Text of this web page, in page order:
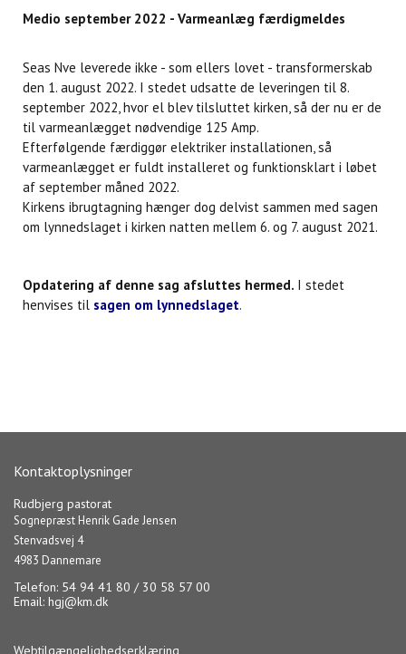
Medio september 2022 - Varmeanlæg færdigmeldes
Seas Nve leverede ikke - som ellers lovet - transformerskab
den 1. august 2022. I stedet udsatte de leveringen til 8.
september 2022, hvor el blev tilsluttet kirken, så der nu er de
til varmeanlægget nødvendige 125 Amp.
Efterfølgende færdiggør elektriker installationen, så
varmeanlægget er fuldt installeret og funktionsklart i løbet
af september måned 2022.
Kirkens ibrugtagning hænger dog delvist sammen med sagen
om lynnedslaget i kirken natten mellem 6. og 7. august 2021.
Opdatering af denne sag afsluttes hermed. I stedet
henvises til sagen om lynnedslaget.
Kontaktoplysninger
Rudbjerg pastorat
Sognepræst Henrik Gade Jensen
Stenvadsvej 4
4983 Dannemare
Telefon: 54 94 41 80 / 30 58 57 00
Email: hgj@km.dk
Webtilgængelighedserklæring